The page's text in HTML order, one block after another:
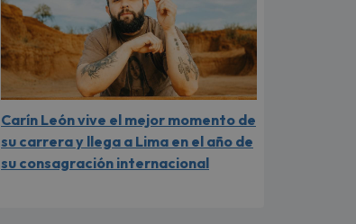
Carín León vive el mejor momento de
su carrera y llega a Lima en el año de
su consagración internacional